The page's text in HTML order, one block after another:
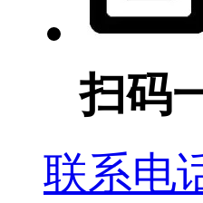
扫码
联系电